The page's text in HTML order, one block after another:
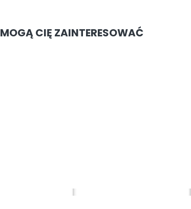
MOGĄ CIĘ ZAINTERESOWAĆ